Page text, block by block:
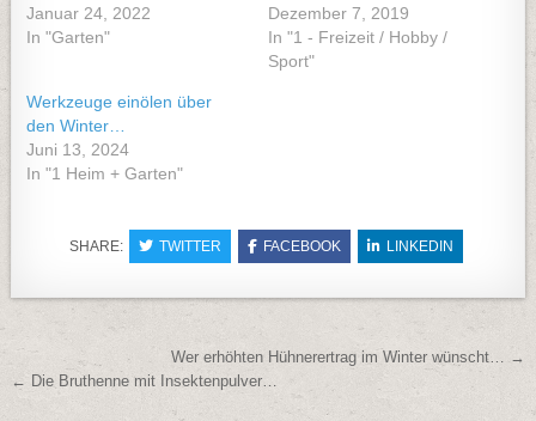
Januar 24, 2022
In "Garten"
Dezember 7, 2019
In "1 - Freizeit / Hobby /
Sport"
Werkzeuge einölen über
den Winter…
Juni 13, 2024
In "1 Heim + Garten"
SHARE: TWITTER FACEBOOK LINKEDIN
BeitragsnavigationWer erhöhten Hühnerertrag im Winter wünscht… →
← Die Bruthenne mit Insektenpulver…